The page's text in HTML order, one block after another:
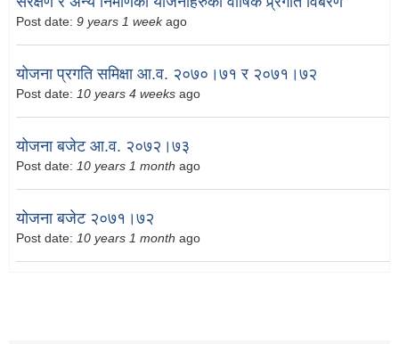
Post date: 9 years 1 weekago
योजना प्रगति समिक्षा आ.व. २०७०।७१ र २०७१।७२
Post date: 10 years 4 weeks ago
योजना बजेट आ.व. २०७२।७३
Post date: 10 years 1 month ago
योजना बजेट २०७१।७२
Post date: 10 years 1 month ago